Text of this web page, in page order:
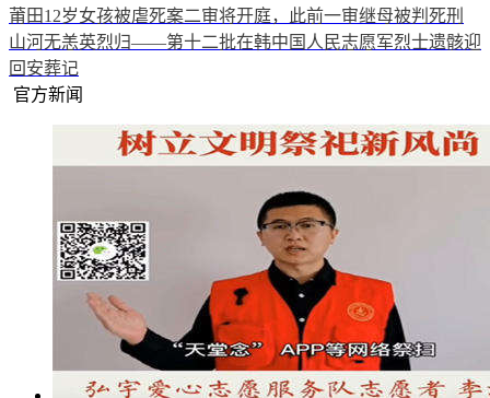
莆田12岁女孩被虐死案二审将开庭，此前一审继母被判死刑
山河无恙英烈归——第十二批在韩中国人民志愿军烈士遗骸迎
回安葬记
官方新闻